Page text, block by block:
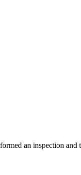
an inspection and